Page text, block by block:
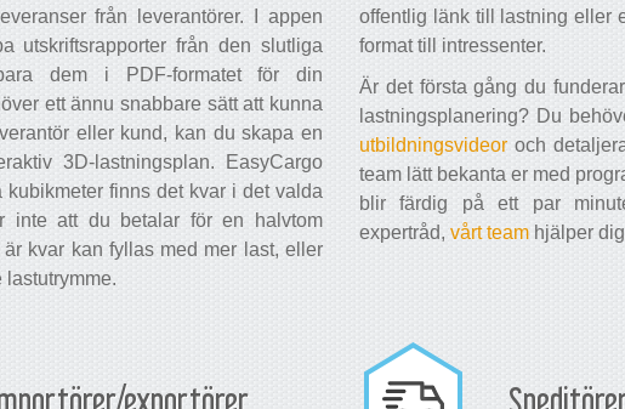
från leverantörer. I appen
utskriftsrapporter från den slutliga
dem i PDF-formatet för din
ett ännu snabbare sätt att kunna
eller kund, kan du skapa en
3D-lastningsplan. EasyCargo
kubikmeter finns det kvar i det valda
inte att du betalar för en halvtom
är kvar kan fyllas med mer last, eller
lastutrymme.
offentlig länk till lastning eller
format till intressenter.
Är det första gång du
lastningsplanering? Du
utbildningsvideor och
team lätt bekanta er med
blir färdig på ett par
expertråd, vårt team hjälper